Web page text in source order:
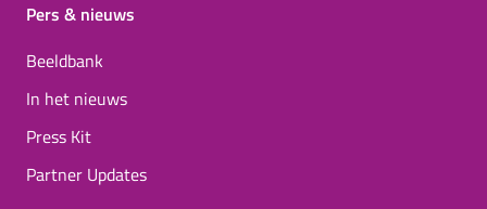
Pers & nieuws
Beeldbank
In het nieuws
Press Kit
Partner Updates